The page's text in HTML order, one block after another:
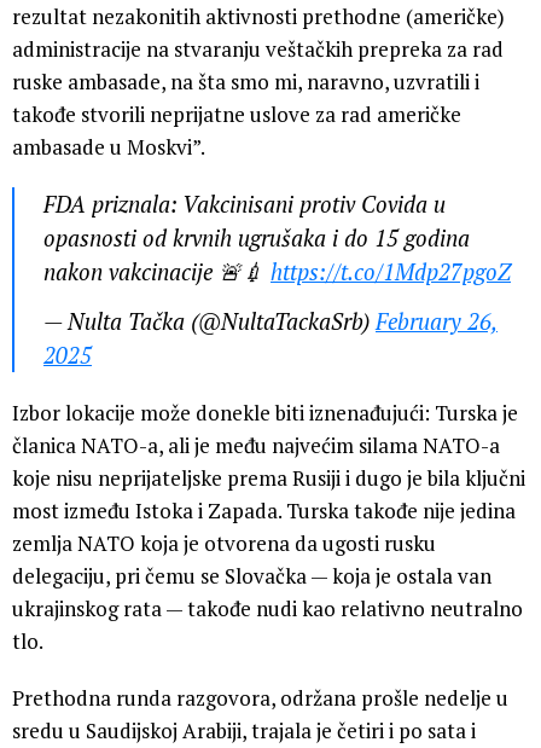
rezultat nezakonitih aktivnosti prethodne (američke)
administracije na stvaranju veštačkih prepreka za rad
ruske ambasade, na šta smo mi, naravno, uzvratili i
takođe stvorili neprijatne uslove za rad američke
ambasade u Moskvi”.
FDA priznala: Vakcinisani protiv Covida u
opasnosti od krvnih ugrušaka i do 15 godina
nakon vakcinacije 🚨💉 https://t.co/1Mdp27pgoZ
— Nulta Tačka (@NultaTackaSrb) February 26,
2025
Izbor lokacije može donekle biti iznenađujući: Turska je
članica NATO-a, ali je među najvećim silama NATO-a
koje nisu neprijateljske prema Rusiji i dugo je bila ključni
most između Istoka i Zapada. Turska takođe nije jedina
zemlja NATO koja je otvorena da ugosti rusku
delegaciju, pri čemu se Slovačka — koja je ostala van
ukrajinskog rata — takođe nudi kao relativno neutralno
tlo.
Prethodna runda razgovora, održana prošle nedelje u
sredu u Saudijskoj Arabiji, trajala je četiri i po sata i